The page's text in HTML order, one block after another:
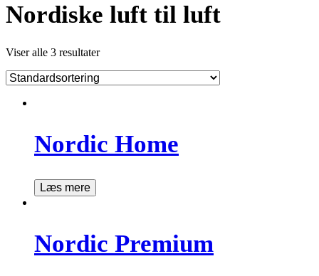
Nordiske luft til luft
Viser alle 3 resultater
Nordic Home
Læs mere
Nordic Premium